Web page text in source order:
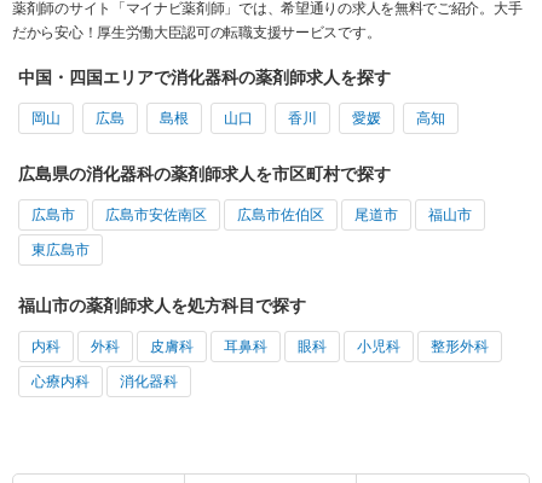
薬剤師のサイト「マイナビ薬剤師」では、希望通りの求人を無料でご紹介。大手
だから安心！厚生労働大臣認可の転職支援サービスです。
中国・四国エリアで消化器科の薬剤師求人を探す
岡山 広島 島根 山口 香川 愛媛 高知
広島県の消化器科の薬剤師求人を市区町村で探す
広島市 広島市安佐南区 広島市佐伯区 尾道市 福山市
東広島市
福山市の薬剤師求人を処方科目で探す
内科 外科 皮膚科 耳鼻科 眼科 小児科 整形外科
心療内科 消化器科